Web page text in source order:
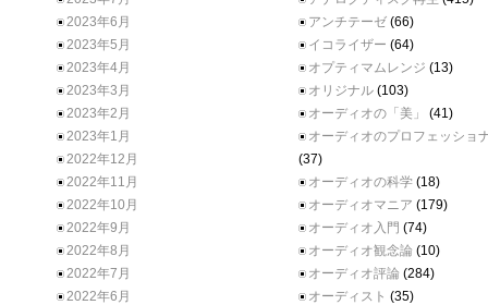
2023年6月
2023年5月
2023年4月
2023年3月
2023年2月
2023年1月
2022年12月
2022年11月
2022年10月
2022年9月
2022年8月
2022年7月
2022年6月
アンチテーゼ (66)
イコライザー (64)
オプティマムレンジ (13)
オリジナル (103)
オーディオの「美」
(41)
オーディオのプロフェッショ
(37)
オーディオの科学 (18)
オーディオマニア (179)
オーディオ入門 (74)
オーディオ観念論 (10)
オーディオ評論 (284)
オーディスト (35)